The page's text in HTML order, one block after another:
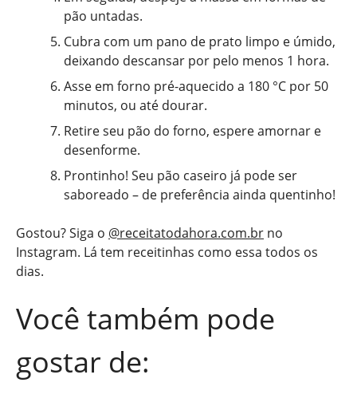
pão untadas.
Cubra com um pano de prato limpo e úmido,
deixando descansar por pelo menos 1 hora.
Asse em forno pré-aquecido a 180 °C por 50
minutos, ou até dourar.
Retire seu pão do forno, espere amornar e
desenforme.
Prontinho! Seu pão caseiro já pode ser
saboreado – de preferência ainda quentinho!
Gostou? Siga o @receitatodahora.com.br no
Instagram. Lá tem receitinhas como essa todos os
dias.
Você também pode
gostar de: